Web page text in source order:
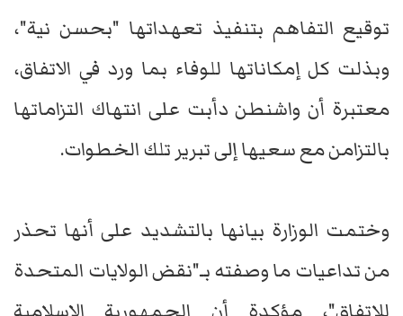
توقيع التفاهم بتنفيذ تعهداتها "بحسن نية"،
وبذلت كل إمكاناتها للوفاء بما ورد في الاتفاق،
معتبرة أن واشنطن دأبت على انتهاك التزاماتها
بالتزامن مع سعيها إلى تبرير تلك الخطوات.
وختمت الوزارة بيانها بالتشديد على أنها تحذر
من تداعيات ما وصفته بـ"نقض الولايات المتحدة